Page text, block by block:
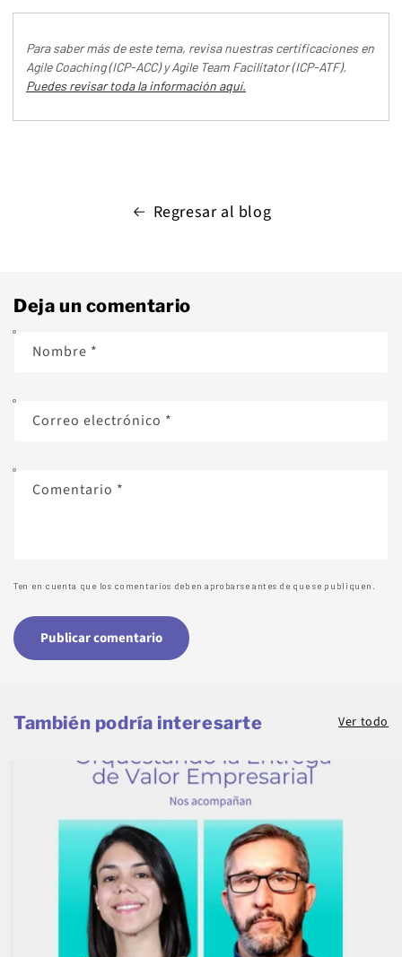
Para saber más de este tema, revisa nuestras certificaciones en
Agile Coaching (ICP-ACC) y Agile Team Facilitator (ICP-ATF).
Puedes revisar toda la información aquí.
Regresar al blog
Deja un comentario
Nombre *
Correo electrónico *
Comentario *
Ten en cuenta que los comentarios deben aprobarse antes de que se publiquen.
También podría interesarte Ver todo